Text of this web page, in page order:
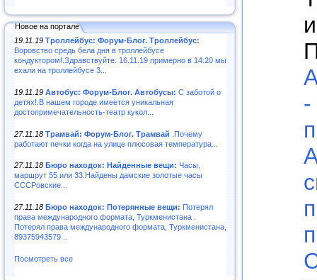
Новое на портале
19.11.19 Троллейбус: Форум-Блог. Троллейбус:
Воровство средь бела дня в троллейбусе
кондуктором!.Здравствуйте. 16.11.19 примерно в 14:20 мы
ехали на троллейбусе 3...
19.11.19 Автобус: Форум-Блог. Автобусы: С заботой о
детях!.В нашем городе имеется уникальная
достопримечательность-театр кукол...
27.11.18 Трамвай: Форум-Блог. Трамвай .Почему
работают печки когда на улице плюсовая температура...
27.11.18 Бюро находок: Найденные вещи: Часы,
маршрут 55 или 33.Найдены дамские золотые часы
СССРовские...
27.11.18 Бюро находок: Потерянные вещи: Потерял
права международного формата, Туркменистана .
Потерял права международного формата, Туркменистана,
89375943579 ..
Посмотреть все
-